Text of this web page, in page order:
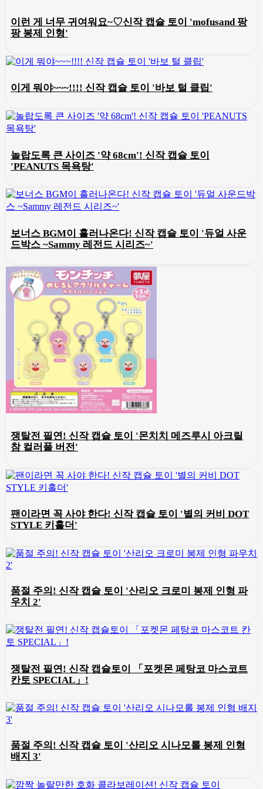
이런 게 너무 귀여워요~♡신작 캡슐 토이 'mofusand 팡
팡 봉제 인형'
이게 뭐야~~~!!!! 신작 캡슐 토이 '바보 털 클립'
놀랍도록 큰 사이즈 '약 68cm'! 신작 캡슐 토이
'PEANUTS 목욕탕'
보너스 BGM이 흘러나온다! 신작 캡슐 토이 '듀얼 사운
드박스 ~Sammy 레전드 시리즈~'
쟁탈전 필연! 신작 캡슐 토이 '몬치치 메즈루시 아크릴
참 컬러풀 버전'
팬이라면 꼭 사야 한다! 신작 캡슐 토이 '별의 커비 DOT
STYLE 키홀더'
품절 주의! 신작 캡슐 토이 '산리오 크로미 봉제 인형 파
우치 2'
쟁탈전 필연! 신작 캡슐토이 「포켓몬 페탕코 마스코트
칸토 SPECIAL」!
품절 주의! 신작 캡슐 토이 '산리오 시나모롤 봉제 인형
배지 3'